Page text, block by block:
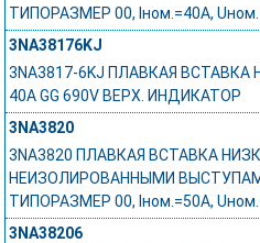
ТИПОРАЗМЕР 00, Iном.=40A,
3NA38176KJ
3NA3817-6KJ ПЛАВКАЯ ВСТАВКА
40A GG 690V ВЕРХ. ИНДИКАТОР
3NA3820
3NA3820 ПЛАВКАЯ ВСТАВКА
НЕИЗОЛИРОВАННЫМИ
ТИПОРАЗМЕР 00, Iном.=50A,
3NA38206